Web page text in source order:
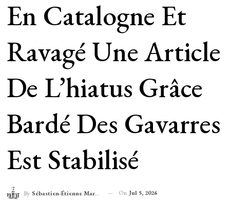
En Catalogne Et
Ravagé Une Article
De L’hiatus Grâce
Bardé Des Gavarres
Est Stabilisé
By Sébastien-Étienne Marechal On Jul 5, 2026